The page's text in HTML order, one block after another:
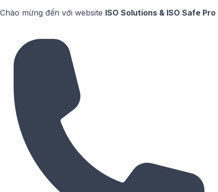
Chào mừng đến với website ISO Solutions & ISO Safe Pro